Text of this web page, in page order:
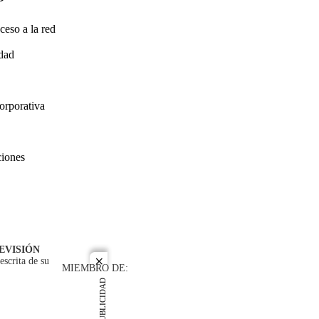
close
PUBLICIDAD
a la red
de su
MIEMBRO DE: